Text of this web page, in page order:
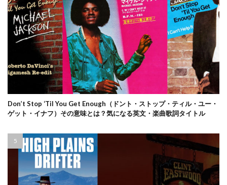
Don’t Stop ‘Til You Get Enough（ドント・ストップ・ティル・ユー・
ゲット・イナフ）その意味とは？気になる英文・楽曲歌詞タイトル